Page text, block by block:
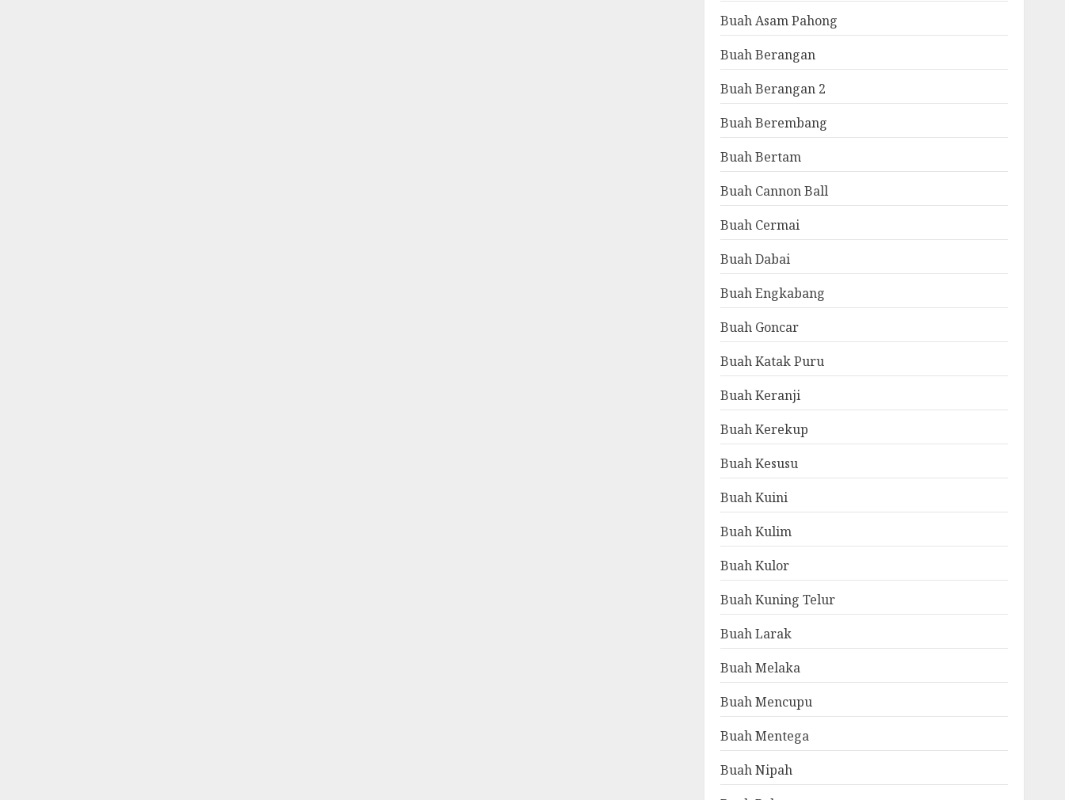
Buah Asam Pahong
Buah Berangan
Buah Berangan 2
Buah Berembang
Buah Bertam
Buah Cannon Ball
Buah Cermai
Buah Dabai
Buah Engkabang
Buah Goncar
Buah Katak Puru
Buah Keranji
Buah Kerekup
Buah Kesusu
Buah Kuini
Buah Kulim
Buah Kulor
Buah Kuning Telur
Buah Larak
Buah Melaka
Buah Mencupu
Buah Mentega
Buah Nipah